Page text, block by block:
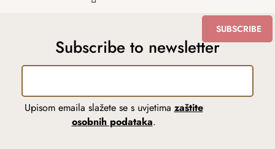
Subscribe to newsletter
Upisom emaila slažete se s uvjetima zaštite
osobnih podataka.
SUBSCRIBE